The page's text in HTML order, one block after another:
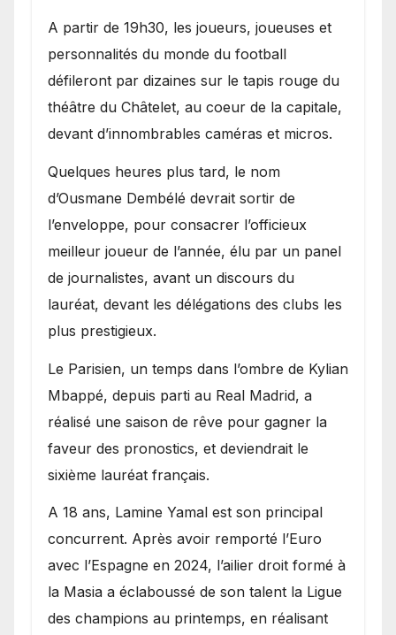
A partir de 19h30, les joueurs, joueuses et
personnalités du monde du football
défileront par dizaines sur le tapis rouge du
théâtre du Châtelet, au coeur de la capitale,
devant d’innombrables caméras et micros.
Quelques heures plus tard, le nom
d’Ousmane Dembélé devrait sortir de
l’enveloppe, pour consacrer l’officieux
meilleur joueur de l’année, élu par un panel
de journalistes, avant un discours du
lauréat, devant les délégations des clubs les
plus prestigieux.
Le Parisien, un temps dans l’ombre de Kylian
Mbappé, depuis parti au Real Madrid, a
réalisé une saison de rêve pour gagner la
faveur des pronostics, et deviendrait le
sixième lauréat français.
A 18 ans, Lamine Yamal est son principal
concurrent. Après avoir remporté l’Euro
avec l’Espagne en 2024, l’ailier droit formé à
la Masia a éclaboussé de son talent la Ligue
des champions au printemps, en réalisant